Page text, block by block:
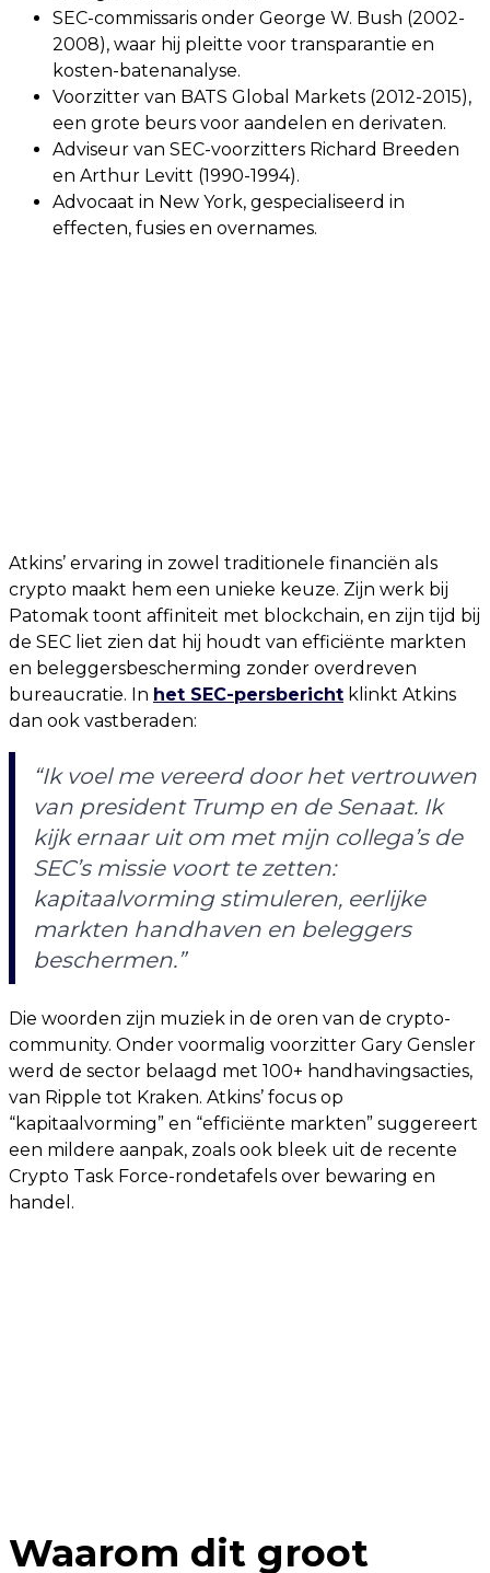
SEC-commissaris onder George W. Bush (2002-
2008), waar hij pleitte voor transparantie en
kosten-batenanalyse.
Voorzitter van BATS Global Markets (2012-2015),
een grote beurs voor aandelen en derivaten.
Adviseur van SEC-voorzitters Richard Breeden
en Arthur Levitt (1990-1994).
Advocaat in New York, gespecialiseerd in
effecten, fusies en overnames.
Atkins’ ervaring in zowel traditionele financiën als
crypto maakt hem een unieke keuze. Zijn werk bij
Patomak toont affiniteit met blockchain, en zijn tijd bij
de SEC liet zien dat hij houdt van efficiënte markten
en beleggersbescherming zonder overdreven
bureaucratie. In het SEC-persbericht klinkt Atkins
dan ook vastberaden:
“Ik voel me vereerd door het vertrouwen
van president Trump en de Senaat. Ik
kijk ernaar uit om met mijn collega’s de
SEC’s missie voort te zetten:
kapitaalvorming stimuleren, eerlijke
markten handhaven en beleggers
beschermen.”
Die woorden zijn muziek in de oren van de crypto-
community. Onder voormalig voorzitter Gary Gensler
werd de sector belaagd met 100+ handhavingsacties,
van Ripple tot Kraken. Atkins’ focus op
“kapitaalvorming” en “efficiënte markten” suggereert
een mildere aanpak, zoals ook bleek uit de recente
Crypto Task Force-rondetafels over bewaring en
handel.
Waarom dit groot